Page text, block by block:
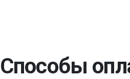
Способы